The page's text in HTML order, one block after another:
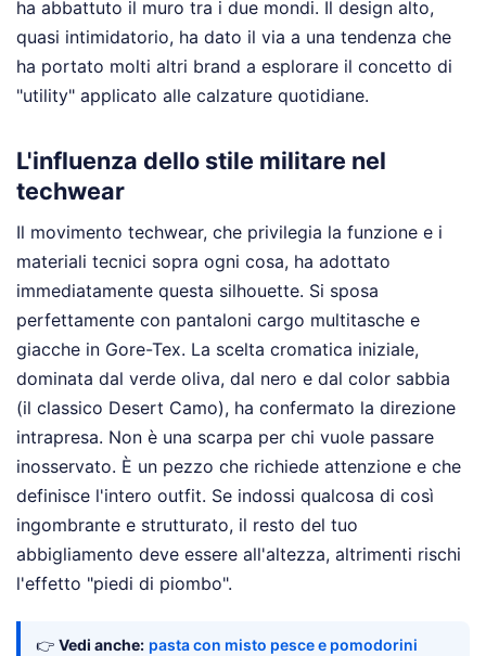
ha abbattuto il muro tra i due mondi. Il design alto,
quasi intimidatorio, ha dato il via a una tendenza che
ha portato molti altri brand a esplorare il concetto di
"utility" applicato alle calzature quotidiane.
L'influenza dello stile militare nel
techwear
Il movimento techwear, che privilegia la funzione e i
materiali tecnici sopra ogni cosa, ha adottato
immediatamente questa silhouette. Si sposa
perfettamente con pantaloni cargo multitasche e
giacche in Gore-Tex. La scelta cromatica iniziale,
dominata dal verde oliva, dal nero e dal color sabbia
(il classico Desert Camo), ha confermato la direzione
intrapresa. Non è una scarpa per chi vuole passare
inosservato. È un pezzo che richiede attenzione e che
definisce l'intero outfit. Se indossi qualcosa di così
ingombrante e strutturato, il resto del tuo
abbigliamento deve essere all'altezza, altrimenti rischi
l'effetto "piedi di piombo".
👉 Vedi anche: pasta con misto pesce e pomodorini